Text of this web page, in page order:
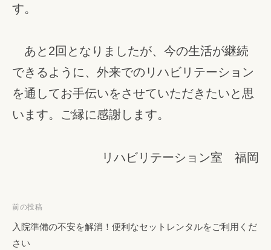
す。
あと2回となりましたが、今の生活が継続
できるように、外来でのリハビリテーション
を通してお手伝いをさせていただきたいと思
います。ご縁に感謝します。
リハビリテーション室 福岡
投
稿
ナ
前の投稿
入院準備の不安を解消！便利なセットレンタルをご利用くだ
さい